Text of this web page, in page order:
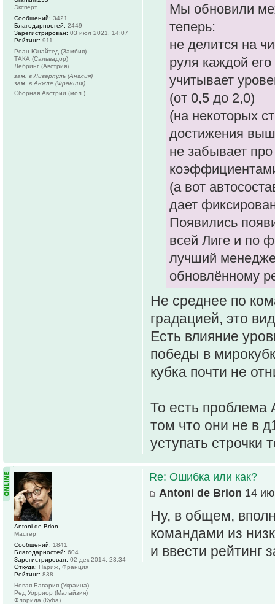
Мы обновили
теперь:
не делится на
руля каждой
учитывает
(от 0,5 до 2,0)
(на некоторых
достижения
не забывает
(а вот
дает
Появились
всей Лиге и по
лучший
обновлённому
Не среднее по
градацией, это
Есть влияние
победы в
кубка почти не
То есть проблема
том что они не в
уступать строчки
Эксперт
Сообщений: 3421
Благодарностей: 2449
Зарегистрирован: 03 июл 2021, 14:07
Рейтинг: 911
Роан Юнайтед (Замбия)
ТАКА (Сальвадор)
Лебринг (Австрия)
зам. в Ливерпуль (Англия)
зам. в Анжле (Франция)
Сборная Австрии (мол.)
Re: Ошибка или как?
Antoni de Brion 14
Ну, в общем,
командами из
и ввести рейтинг
Antoni de Brion
Мастер
Сообщений: 1841
Благодарностей: 604
Зарегистрирован: 02 дек 2014, 23:34
Откуда: Париж, Франция
Рейтинг: 838
Новая Бавария (Украина)
Ред Уорриор (Малайзия)
Флорида (Куба)